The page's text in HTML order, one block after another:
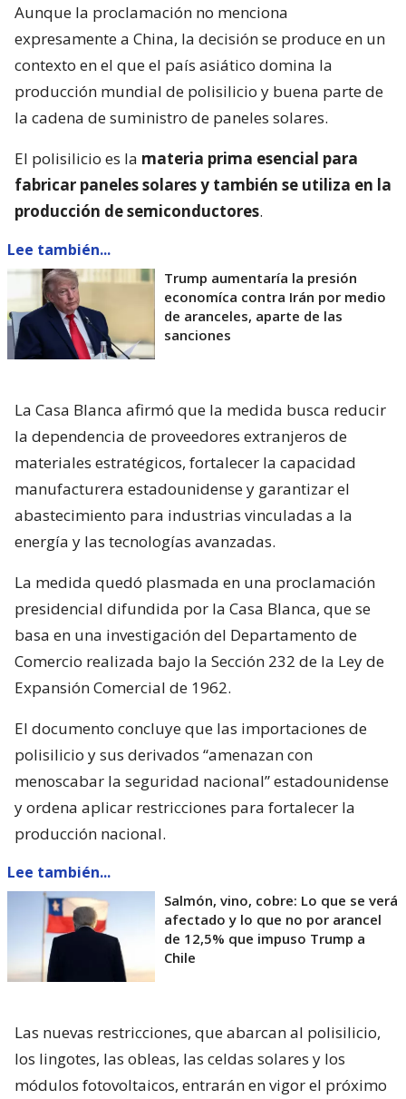
Aunque la proclamación no menciona
expresamente a China, la decisión se produce en un
contexto en el que el país asiático domina la
producción mundial de polisilicio y buena parte de
la cadena de suministro de paneles solares.
El polisilicio es la materia prima esencial para
fabricar paneles solares y también se utiliza en la
producción de semiconductores.
Lee también...
Trump aumentaría la presión
economíca contra Irán por medio
de aranceles, aparte de las
sanciones
La Casa Blanca afirmó que la medida busca reducir
la dependencia de proveedores extranjeros de
materiales estratégicos, fortalecer la capacidad
manufacturera estadounidense y garantizar el
abastecimiento para industrias vinculadas a la
energía y las tecnologías avanzadas.
La medida quedó plasmada en una proclamación
presidencial difundida por la Casa Blanca, que se
basa en una investigación del Departamento de
Comercio realizada bajo la Sección 232 de la Ley de
Expansión Comercial de 1962.
El documento concluye que las importaciones de
polisilicio y sus derivados “amenazan con
menoscabar la seguridad nacional” estadounidense
y ordena aplicar restricciones para fortalecer la
producción nacional.
Lee también...
Salmón, vino, cobre: Lo que se verá
afectado y lo que no por arancel
de 12,5% que impuso Trump a
Chile
Las nuevas restricciones, que abarcan al polisilicio,
los lingotes, las obleas, las celdas solares y los
módulos fotovoltaicos, entrarán en vigor el próximo